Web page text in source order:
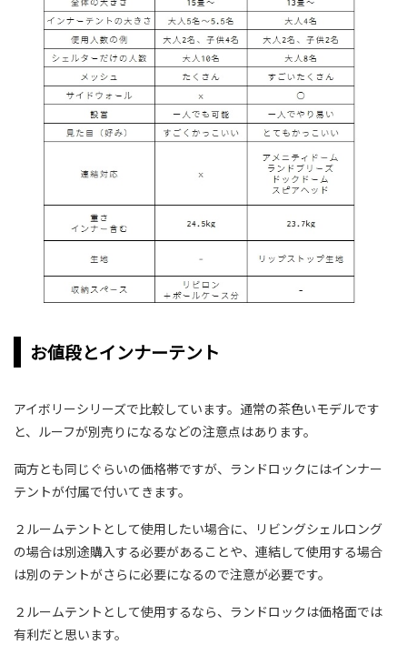
お値段とインナーテント
アイボリーシリーズで比較しています。通常の茶色いモデルです
と、ルーフが別売りになるなどの注意点はあります。
両方とも同じぐらいの価格帯ですが、ランドロックにはインナー
テントが付属で付いてきます。
２ルームテントとして使用したい場合に、リビングシェルロング
の場合は別途購入する必要があることや、連結して使用する場合
は別のテントがさらに必要になるので注意が必要です。
２ルームテントとして使用するなら、ランドロックは価格面では
有利だと思います。